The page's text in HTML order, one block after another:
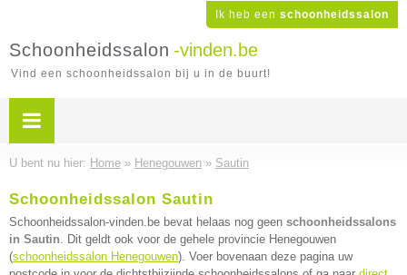
Ik heb een schoonheidssalon
Schoonheidssalon -vinden.be
Vind een schoonheidssalon bij u in de buurt!
U bent nu hier: Home » Henegouwen » Sautin
Schoonheidssalon Sautin
Schoonheidssalon-vinden.be bevat helaas nog geen schoonheidssalons
in Sautin. Dit geldt ook voor de gehele provincie Henegouwen
(schoonheidssalon Henegouwen). Voer bovenaan deze pagina uw